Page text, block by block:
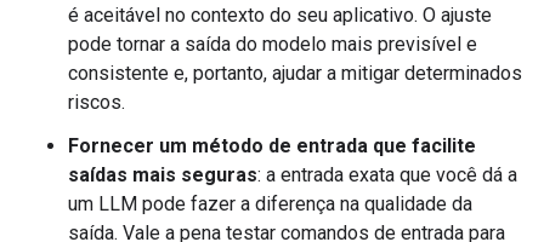
é aceitável no contexto do seu aplicativo. O ajuste
pode tornar a saída do modelo mais previsível e
consistente e, portanto, ajudar a mitigar determinados
riscos.
Fornecer um método de entrada que facilite
saídas mais seguras: a entrada exata que você dá a
um LLM pode fazer a diferença na qualidade da
saída. Vale a pena testar comandos de entrada para